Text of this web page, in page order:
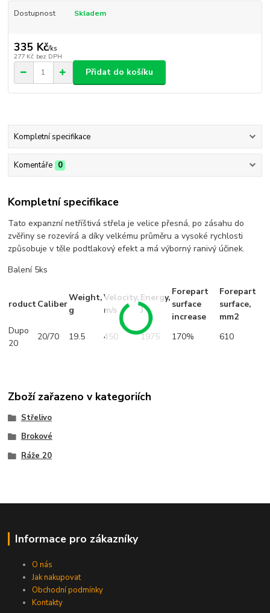
Dostupnost Skladem
335 Kč/ks
277 Kč bez DPH
Přidat do košíku
Kompletní specifikace
Komentáře 0
Kompletní specifikace
Tato expanzní netříštivá střela je velice přesná, po zásahu do
zvěřiny se rozevírá a díky velkému průměru a vysoké rychlosti
způsobuje v těle podtlakový efekt a má výborný ranivý účinek.
Balení 5ks
roductCaliber
Weight,
g
Velocity,
m/s
Energy,
J
Forepart
surface
increase
Forepart
surface,
mm2
Dupo
20
20/70 19.5 450 1975 170% 610
Zboží zařazeno v kategoriích
Střelivo
Brokové
Ráže 20
Informace pro zákazníky
O nás
Jak nakupovat
Obchodní podmínky
Kontakty